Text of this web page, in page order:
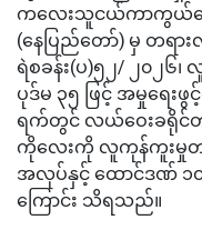
ကလေးသူငယ်ကာကွယ်စ
(နေပြည်တော်) မှ တရ
ရဲစခန်း(ပ)၅၂/ ၂၀၂၆၊
ပုဒ်မ ၃၅ ဖြင့် အမှုရေးဖွ
ရက်တွင် လယ်ဝေးခရိုင်တရ
ကိုလေးကို လူကုန်ကူးမှုတာ
အလုပ်နှင့် ထောင်ဒဏ် ၁၀
ကြောင်း သိရသည်။